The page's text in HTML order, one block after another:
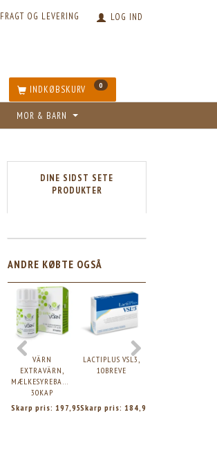
LOG IND
FRAGT OG LEVERING
INDKØBSKURV 0
MOR & BARN
DINE SIDST SETE
PRODUKTER
ANDRE KØBTE OGSÅ
VÄRN
EXTRAVÄRN,
MÆLKESYREBAKTERIER,
30KAP
Skarp pris:197,95
LACTIPLUS VSL3,
10BREVE
Skarp pris:184,95